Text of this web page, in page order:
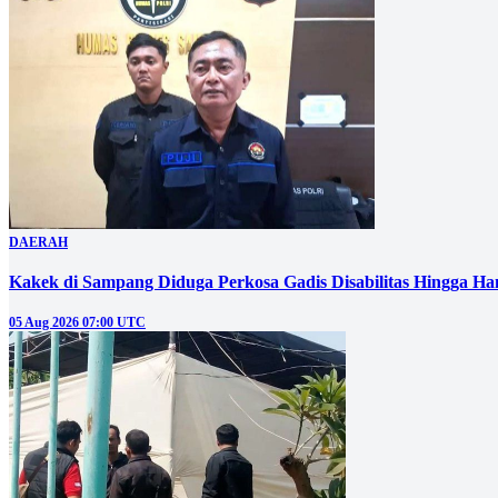
DAERAH
Kakek di Sampang Diduga Perkosa Gadis Disabilitas Hingga
05 Aug 2026 07:00 UTC